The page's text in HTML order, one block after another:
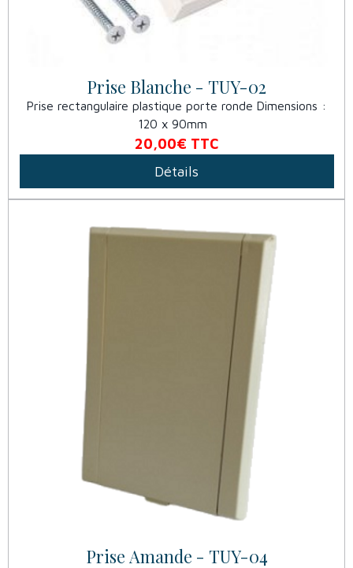
Prise Blanche - TUY-02
Prise rectangulaire plastique porte ronde Dimensions :
120 x 90mm
20,00€ TTC
Détails
Prise Amande - TUY-04